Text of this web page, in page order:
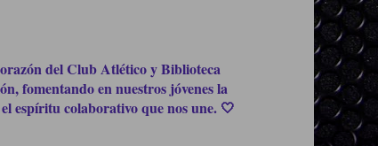
del Club Atlético y Biblioteca
fomentando en nuestros jóvenes la
espíritu colaborativo que nos une. 🤍